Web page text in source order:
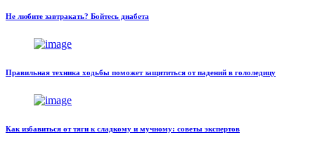
Не любите завтракать? Бойтесь диабета
Правильная техника ходьбы поможет защититься от падений в гололедицу
Как избавиться от тяги к сладкому и мучному: советы экспертов